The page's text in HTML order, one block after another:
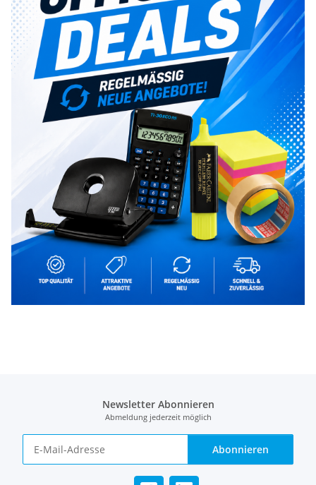
Newsletter Abonnieren
Abmeldung jederzeit möglich
Abonnieren